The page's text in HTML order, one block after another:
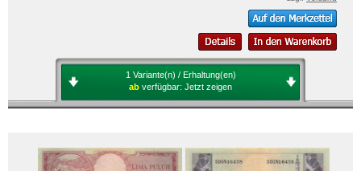
1 Variante(n) / Erhaltung(en)
ab verfügbar: Jetzt zeigen